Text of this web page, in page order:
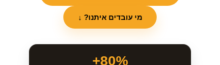
מי עובדים איתנו? ↓
80%+